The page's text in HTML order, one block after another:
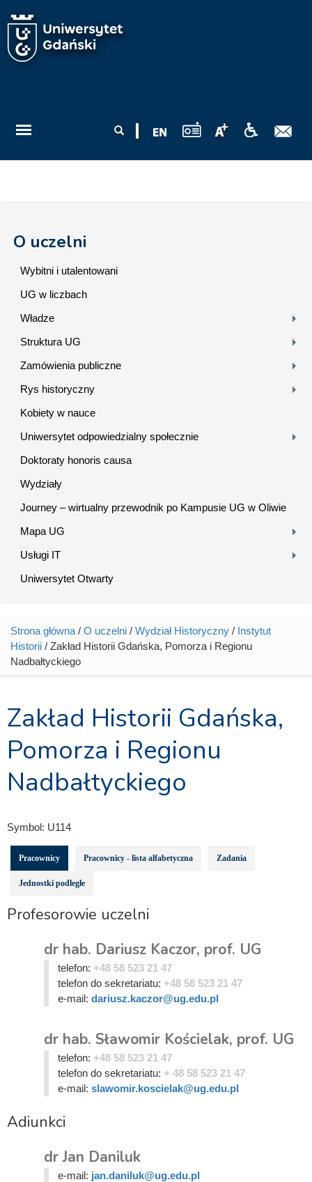
wyszukiwania
O uczelni
Wybitni i utalentowani
UG w liczbach
Władze
Struktura UG
Zamówienia publiczne
Rys historyczny
Kobiety w nauce
Uniwersytet odpowiedzialny społecznie
Doktoraty honoris causa
Wydziały
Journey – wirtualny przewodnik po Kampusie UG w Oliwie
Mapa UG
Usługi IT
Uniwersytet Otwarty
Jesteś tutaj
Strona główna / O uczelni / Wydział Historyczny / Instytut
Historii / Zakład Historii Gdańska, Pomorza i Regionu
Nadbałtyckiego
Zakład Historii Gdańska,
Pomorza i Regionu
Nadbałtyckiego
Symbol: U114
Pracownicy Pracownicy - lista alfabetyczna Zadania
Jednostki podległe
Profesorowie uczelni
dr hab. Dariusz Kaczor, prof. UG
telefon: +48 58 523 21 47
telefon do sekretariatu: +48 58 523 21 47
e-mail: dariusz.kaczor@ug.edu.pl
dr hab. Sławomir Kościelak, prof. UG
telefon: +48 58 523 21 47
telefon do sekretariatu: + 48 58 523 21 47
e-mail: slawomir.koscielak@ug.edu.pl
Adiunkci
dr Jan Daniluk
e-mail: jan.daniluk@ug.edu.pl